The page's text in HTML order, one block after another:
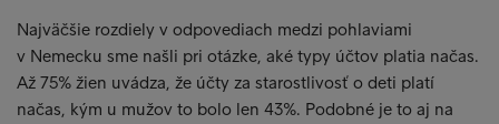
Najväčšie rozdiely v odpovediach medzi pohlaviami
v Nemecku sme našli pri otázke, aké typy účtov platia načas.
Až 75% žien uvádza, že účty za starostlivosť o deti platí
načas, kým u mužov to bolo len 43%. Podobné je to aj na